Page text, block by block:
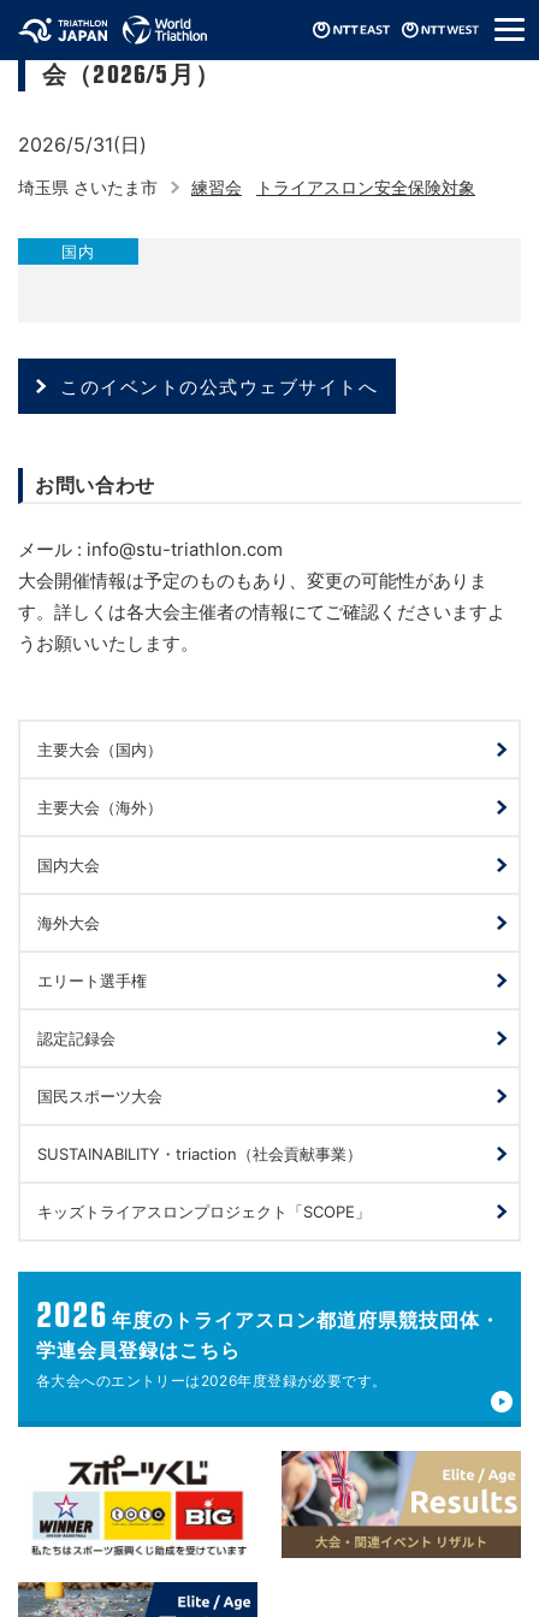
メ
ニ
埼玉県トライアスロン連合 ジュニア練習
会（2026/5月）
2026/5/31(日)
埼玉県 さいたま市 練習会 トライアスロン安全保険対象
国内
このイベントの公式ウェブサイトへ
お問い合わせ
メール : info@stu-triathlon.com
大会開催情報は予定のものもあり、変更の可能性がありま
す。詳しくは各大会主催者の情報にてご確認くださいますよ
うお願いいたします。
主要大会（国内）
主要大会（海外）
国内大会
海外大会
エリート選手権
認定記録会
国民スポーツ大会
SUSTAINABILITY・triaction（社会貢献事業）
キッズトライアスロンプロジェクト「SCOPE」
2026 年度の トライアスロン都道府県競技団体・
学連会員登録はこちら
各大会へのエントリーは 2026年度登録が必要です。